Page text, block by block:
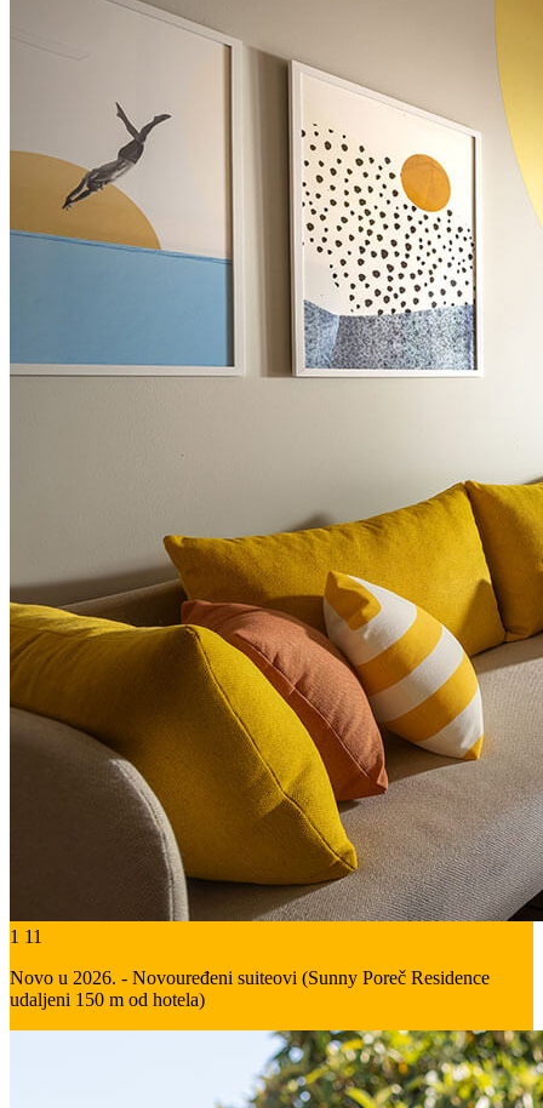
1 11
Novo u 2026. - Novouređeni suiteovi (Sunny Poreč Residence
udaljeni 150 m od hotela)